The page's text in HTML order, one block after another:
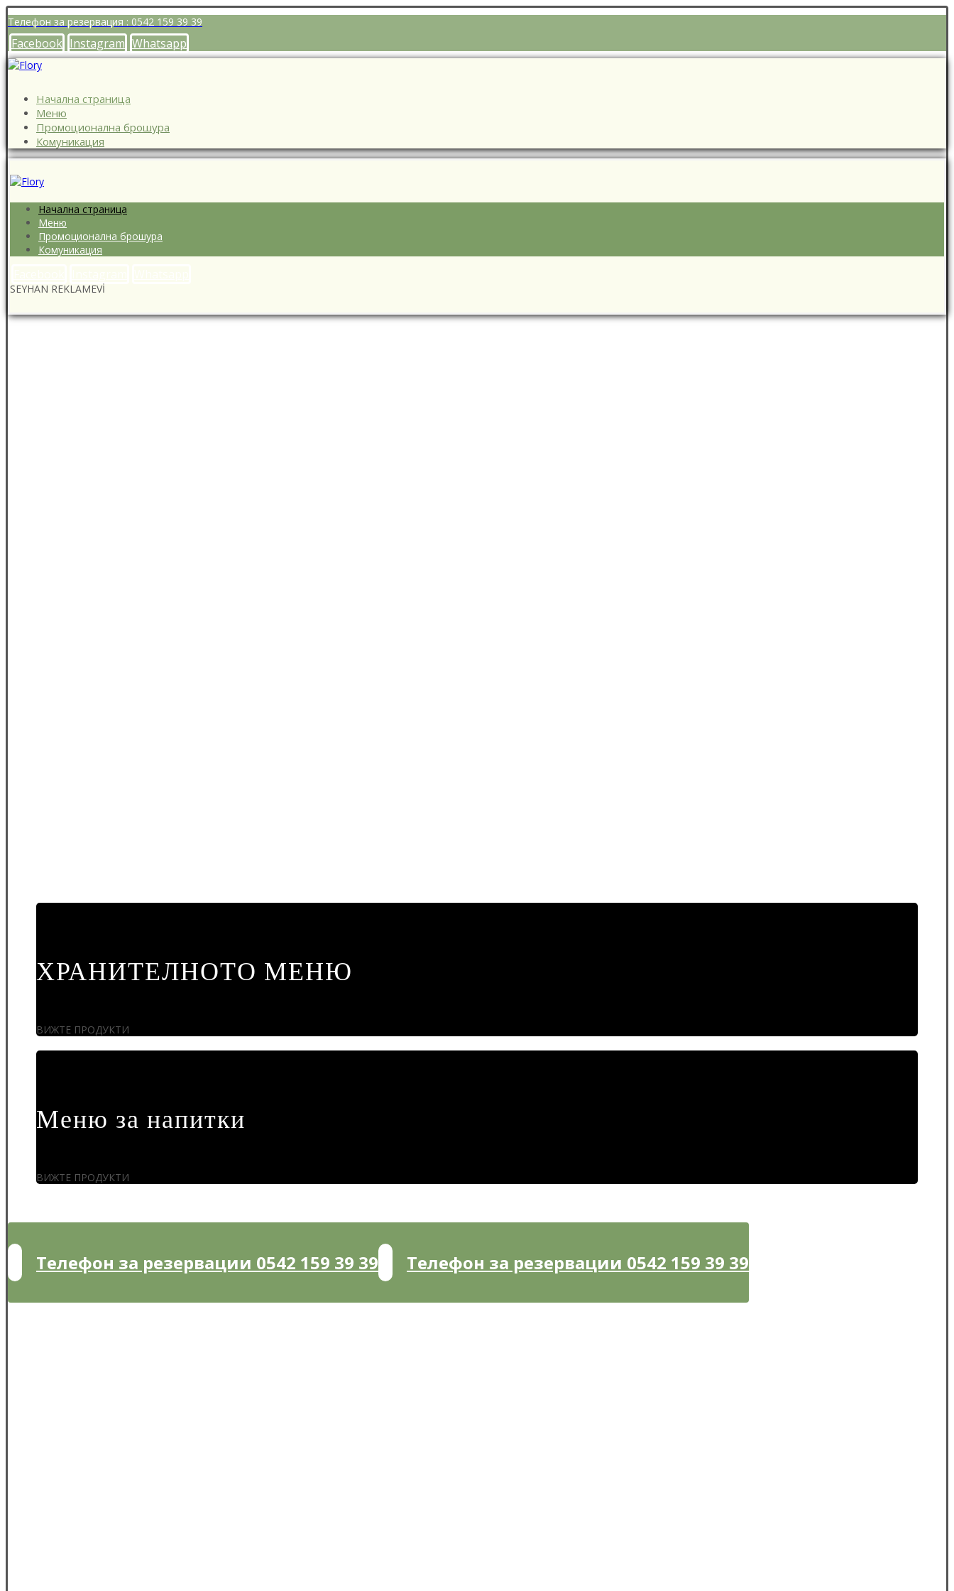
Телефон за резервация : 0542 159 39 39
Facebook Instagram Whatsapp
Начална страница
Меню
Промоционална брошура
Комуникация
Начална страница
Меню
Промоционална брошура
Комуникация
SEYHAN REKLAMEVİ
ХРАНИТЕЛНОТО МЕНЮ
ВИЖТЕ ПРОДУКТИ
Меню за напитки
ВИЖТЕ ПРОДУКТИ
Телефон за резервации 0542 159 39 39 Телефон за резервации 0542 159 39 39